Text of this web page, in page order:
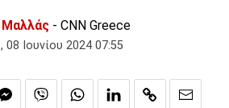
- CNN Greece
08 Ιουνίου 2024 07:55